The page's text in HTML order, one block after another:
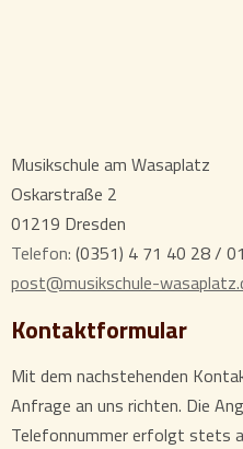
Musikschule am Wasaplatz
Oskarstraße 2
01219 Dresden
Telefon: (0351) 4 71 40 28 /
post@musikschule-
Kontaktformular
Mit dem nachstehenden
Anfrage an uns richten. Die
Telefonnummer erfolgt stets